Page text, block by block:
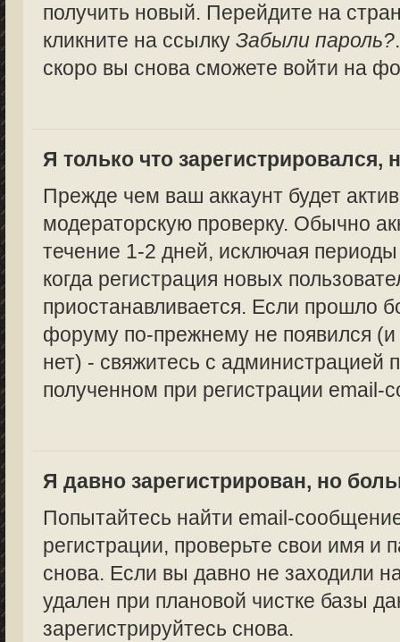
получить новый. Перейдите на
кликните на ссылкуЗабыли пароль?
скоро вы снова сможете войти на
Я только что зарегистрировался,
Прежде чем ваш аккаунт будет
модераторскую проверку. Обычно
течение 1-2 дней, исключая периоды
когда регистрация новых
приостанавливается. Если прошло
форуму по-прежнему не появился
нет) - свяжитесь с администрацией
полученном при регистрации email-
Я давно зарегистрирован, но
Попытайтесь найти email-
регистрации, проверьте свои имя и
снова. Если вы давно не заходили
удален при плановой чистке базы
зарегистрируйтесь снова.